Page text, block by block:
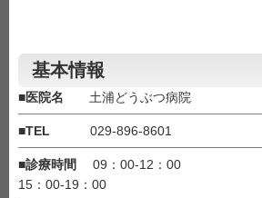
基本情報
■医院名 土浦どうぶつ病院
■TEL 029-896-8601
■診療時間
09：00-12：00
15：00-19：00